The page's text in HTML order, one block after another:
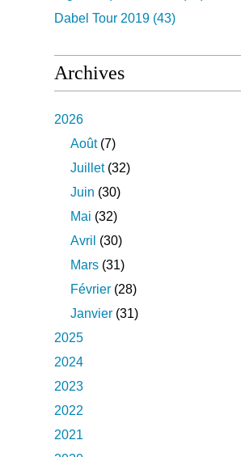
Dabel Tour 2019 (43)
Archives
2026
Août(7)
Juillet(32)
Juin (30)
Mai (32)
Avril (30)
Mars (31)
Février (28)
Janvier (31)
2025
2024
2023
2022
2021